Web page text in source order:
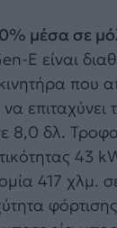
μέσα σε
E είναι
που
να
δλ.
43
417 χλμ.